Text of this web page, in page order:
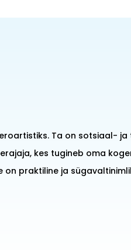
Ta on sotsiaal-
kes tugineb oma
on praktiline ja